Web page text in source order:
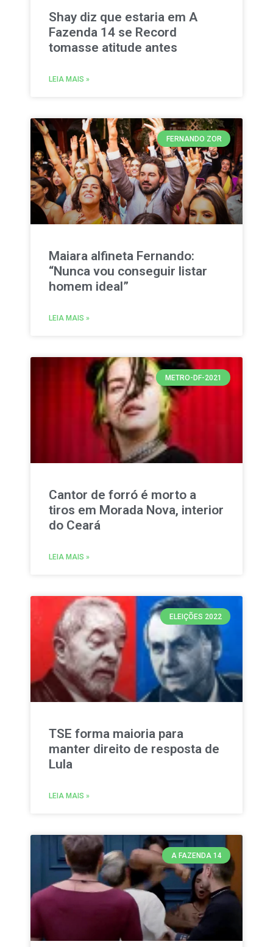
Shay diz que estaria em A
Fazenda 14 se Record
tomasse atitude antes
LEIA MAIS »
FERNANDO ZOR
Maiara alfineta Fernando:
“Nunca vou conseguir listar
homem ideal”
LEIA MAIS »
METRO-DF-2021
Cantor de forró é morto a
tiros em Morada Nova, interior
do Ceará
LEIA MAIS »
ELEIÇÕES 2022
TSE forma maioria para
manter direito de resposta de
Lula
LEIA MAIS »
A FAZENDA 14